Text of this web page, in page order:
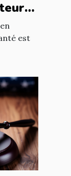
est